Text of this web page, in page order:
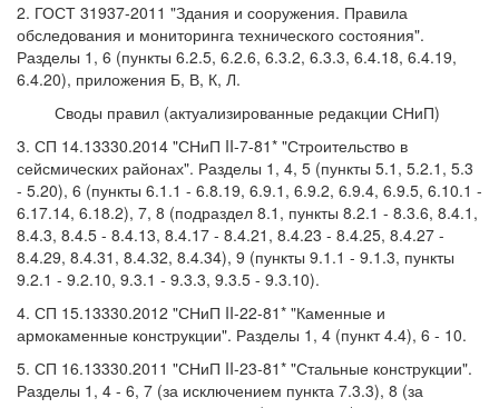
2. ГОСТ 31937-2011 "Здания и сооружения. Правила
обследования и мониторинга технического состояния".
Разделы 1, 6 (пункты 6.2.5, 6.2.6, 6.3.2, 6.3.3, 6.4.18, 6.4.19,
6.4.20), приложения Б, В, К, Л.
Своды правил (актуализированные редакции СНиП)
3. СП 14.13330.2014 "СНиП II-7-81* "Строительство в
сейсмических районах". Разделы 1, 4, 5 (пункты 5.1, 5.2.1, 5.3
- 5.20), 6 (пункты 6.1.1 - 6.8.19, 6.9.1, 6.9.2, 6.9.4, 6.9.5, 6.10.1 -
6.17.14, 6.18.2), 7, 8 (подраздел 8.1, пункты 8.2.1 - 8.3.6, 8.4.1,
8.4.3, 8.4.5 - 8.4.13, 8.4.17 - 8.4.21, 8.4.23 - 8.4.25, 8.4.27 -
8.4.29, 8.4.31, 8.4.32, 8.4.34), 9 (пункты 9.1.1 - 9.1.3, пункты
9.2.1 - 9.2.10, 9.3.1 - 9.3.3, 9.3.5 - 9.3.10).
4. СП 15.13330.2012 "СНиП II-22-81* "Каменные и
армокаменные конструкции". Разделы 1, 4 (пункт 4.4), 6 - 10.
5. СП 16.13330.2011 "СНиП II-23-81* "Стальные конструкции".
Разделы 1, 4 - 6, 7 (за исключением пункта 7.3.3), 8 (за